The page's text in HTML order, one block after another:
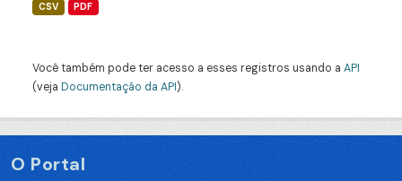
CSV PDF
Você também pode ter acesso a esses registros usando a API
(veja Documentação da API).
O Portal